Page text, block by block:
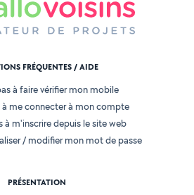
FRÉQUENTES / AIDE
à faire vérifier mon mobile
à me connecter à mon compte
à m'inscrire depuis le site web
/ modifier mon mot de passe
PRÉSENTATION